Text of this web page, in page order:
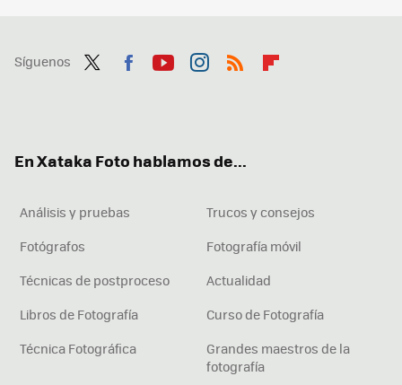
Síguenos
En Xataka Foto hablamos de...
Análisis y pruebas
Trucos y consejos
Fotógrafos
Fotografía móvil
Técnicas de postproceso
Actualidad
Libros de Fotografía
Curso de Fotografía
Técnica Fotográfica
Grandes maestros de la
fotografía